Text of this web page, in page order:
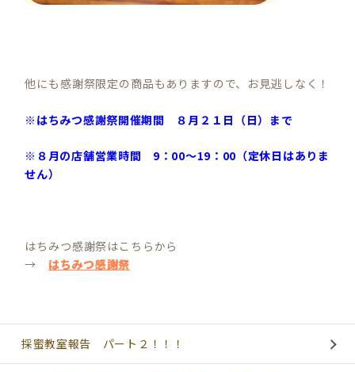
他にも感謝祭限定の商品もありますので、お見逃しなく！
※はちみつ感謝祭開催期間 ８月２１日（日）まで
※８月の店舗営業時間 9：00～19：00（定休日はありま
せん）
はちみつ感謝祭はこちらから
→ はちみつ感謝祭
採蜜教室報告 パート２！！！